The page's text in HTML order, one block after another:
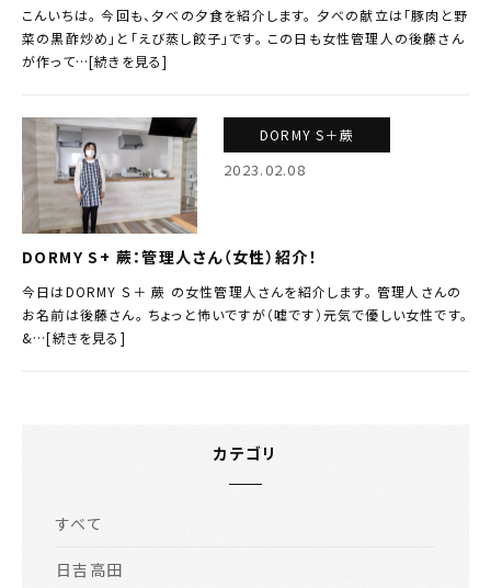
こんいちは。 今回も、夕べの夕食を紹介します。 夕べの献立は「豚肉と野
菜の黒酢炒め」と「えび蒸し餃子」です。 この日も女性管理人の後藤さん
が作って…[続きを見る]
DORMY S＋蕨
2023.02.08
DORMY S+ 蕨：管理人さん（女性）紹介！
今日はDORMY Ｓ＋ 蕨 の女性管理人さんを紹介します。 管理人さんの
お名前は後藤さん。 ちょっと怖いですが（嘘です）元気で優しい女性です。
&…[続きを見る]
カテゴリ
すべて
日吉高田